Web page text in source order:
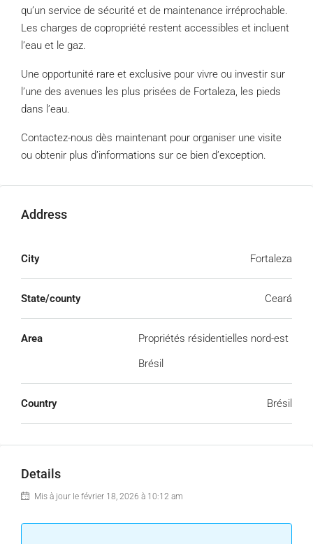
qu’un service de sécurité et de maintenance irréprochable.
Les charges de copropriété restent accessibles et incluent
l’eau et le gaz.
Une opportunité rare et exclusive pour vivre ou investir sur
l’une des avenues les plus prisées de Fortaleza, les pieds
dans l’eau.
Contactez-nous dès maintenant pour organiser une visite
ou obtenir plus d’informations sur ce bien d’exception.
Address
City Fortaleza
State/county Ceará
Area
Propriétés résidentielles nord-est
Brésil
Country Brésil
Details
Mis à jour le février 18, 2026 à 10:12 am